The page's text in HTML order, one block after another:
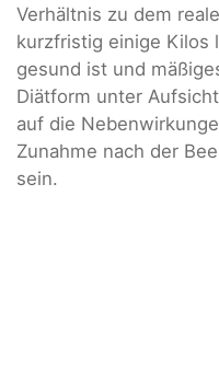
Verhältnis zu dem
kurzfristig einige Kilos
gesund ist und
Diätform unter
auf die
Zunahme nach der
sein.